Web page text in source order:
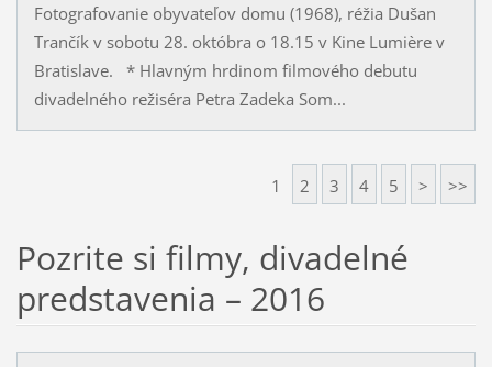
Fotografovanie obyvateľov domu (1968), réžia Dušan
Trančík v sobotu 28. októbra o 18.15 v Kine Lumière v
Bratislave. * Hlavným hrdinom filmového debutu
divadelného režiséra Petra Zadeka Som...
1 2 3 4 5 > >>
Pozrite si filmy, divadelné
predstavenia – 2016